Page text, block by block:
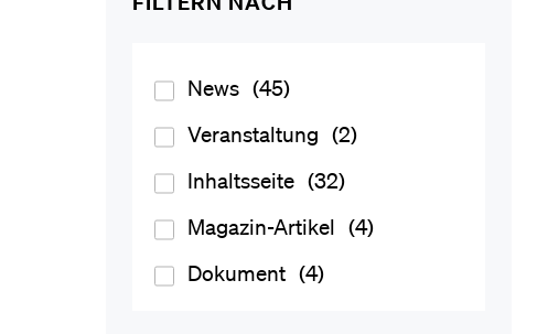
News (45)
Veranstaltung (2)
Inhaltsseite (32)
Magazin-Artikel (4)
Dokument (4)